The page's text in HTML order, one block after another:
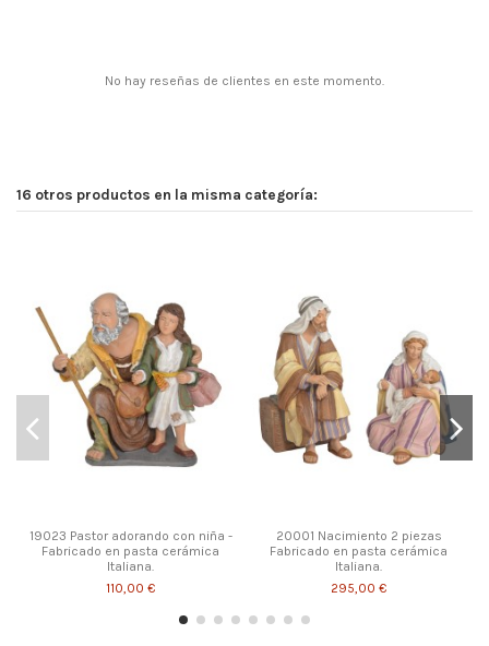
No hay reseñas de clientes en este momento.
16 otros productos en la misma categoría:
19023 Pastor adorando con niña -
Fabricado en pasta cerámica
Italiana.
110,00 €
20001 Nacimiento 2 piezas
Fabricado en pasta cerámica
Italiana.
295,00 €